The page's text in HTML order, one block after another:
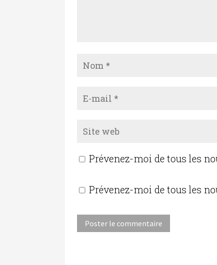
Prévenez-moi de tous les
Prévenez-moi de tous les